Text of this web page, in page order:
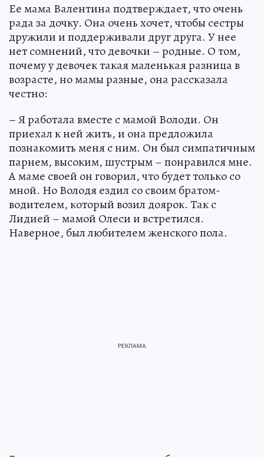
Ее мама Валентина подтверждает, что очень
рада за дочку. Она очень хочет, чтобы сестры
дружили и поддерживали друг друга. У нее
нет сомнений, что девочки – родные. О том,
почему у девочек такая маленькая разница в
возрасте, но мамы разные, она рассказала
честно:
– Я работала вместе с мамой Володи. Он
приехал к ней жить, и она предложила
познакомить меня с ним. Он был симпатичным
парнем, высоким, шустрым – понравился мне.
А маме своей он говорил, что будет только со
мной. Но Володя ездил со своим братом-
водителем, который возил доярок. Так с
Лидией – мамой Олеси и встретился.
Наверное, был любителем женского пола.